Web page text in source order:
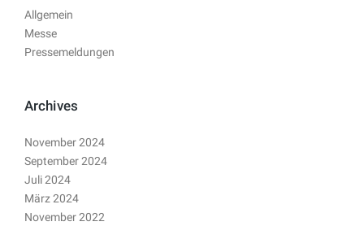
Allgemein
Messe
Pressemeldungen
Archives
November 2024
September 2024
Juli 2024
März 2024
November 2022